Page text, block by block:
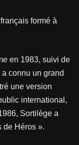
formé à
en 1983, suivi de
a connu un grand
une version
international,
Sortilège a
de Héros ».